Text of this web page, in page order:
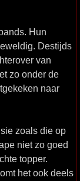
Hun
Destijds
van
zo onder de
naar
zoals die op
niet zo goed
topper.
het ook deels